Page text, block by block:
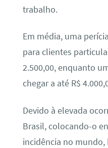
trabalho.
Em média, uma
para clientes
2.500,00, enquanto
chegar a até R$
Devido à elevada
Brasil, colocando-o
incidência no mundo,